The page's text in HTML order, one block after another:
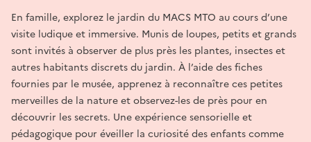
En famille, explorez le jardin du MACS MTO au cours d’une
visite ludique et immersive. Munis de loupes, petits et grands
sont invités à observer de plus près les plantes, insectes et
autres habitants discrets du jardin. À l’aide des fiches
fournies par le musée, apprenez à reconnaître ces petites
merveilles de la nature et observez-les de près pour en
découvrir les secrets. Une expérience sensorielle et
pédagogique pour éveiller la curiosité des enfants comme